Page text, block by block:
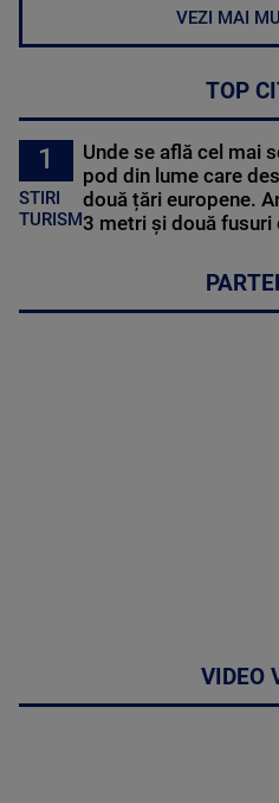
VEZI MAI
TOP
1
STIRI
TURISM
Unde se află cel mai
pod din lume care
două țări europene.
3 metri și două fusuri
VIDEO